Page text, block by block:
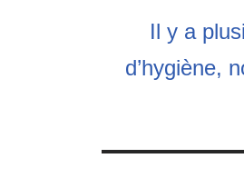
Il y a
d’hygiène,